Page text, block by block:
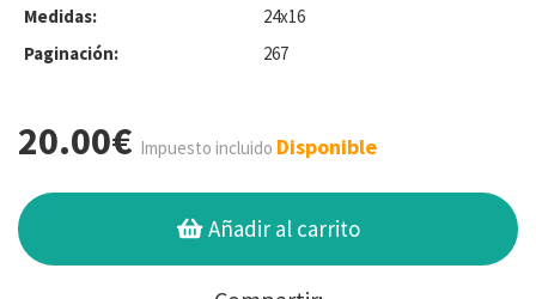
Medidas:
24x16
Paginación:
267
20.00€ Impuesto incluido Disponible
Añadir al carrito